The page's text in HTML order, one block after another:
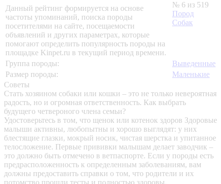
Данный рейтинг формируется на основе
частоты упоминаний, поиска породы
посетителями на сайте, посещаемости
объявлений и других параметрах, которые
помогают определить популярность породы на
площадке Kinpet.ru в текущий период времени.
№ 6 из 519
Пород
Собак
Группа породы:
Выведенные
Размер породы:
Маленькие
Советы
Стать хозяином собаки или кошки – это не только невероятная
радость, но и огромная ответственность. Как выбрать
будущего четвероного члена семьи?
Удостоверьтесь в том, что щенок или котенок здоров Здоровые
малыши активны, любопытны и хорошо выглядят: у них
блестящие глазки, мокрый носик, чистая шерстка и упитанное
телосложение. Первые прививки малышам делает заводчик –
это должно быть отмечено в ветпаспорте. Если у породы есть
предрасположенность к определенным заболеваниям, вам
должны предоставить справки о том, что родители и их